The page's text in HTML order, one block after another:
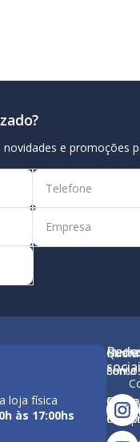
e promoções
loja física
às 17:00hs
Minha
conta
Como
Quem
Nossa